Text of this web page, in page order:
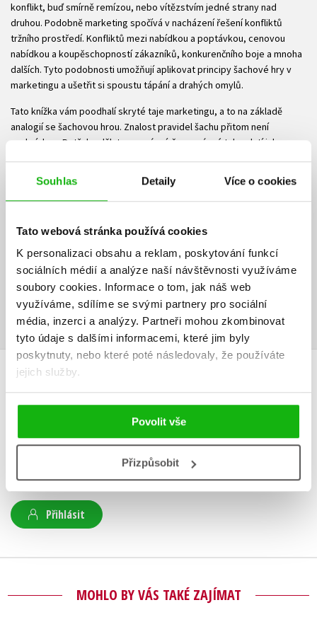
Souhlas Detaily Více o cookies
Tato webová stránka používá cookies
K personalizaci obsahu a reklam, poskytování funkcí
sociálních médií a analýze naší návštěvnosti využíváme
soubory cookies. Informace o tom, jak náš web
využíváme, sdílíme se svými partnery pro sociální
média, inzerci a analýzy. Partneři mohou zkombinovat
tyto údaje s dalšími informacemi, které jim byly
poskytnuty, nebo které poté následovaly, že používáte
jejich služby.
Povolit vše
Přizpůsobit
konflikt, buď smírně remízou, nebo vítězstvím jedné strany nad
druhou. Podobně marketing spočívá v nacházení řešení konfliktů
tržního prostředí. Konfliktů mezi nabídkou a poptávkou, cenovou
nabídkou a koupěschopností zákazníků, konkurenčního boje a mnoha
dalších. Tyto podobnosti umožňují aplikovat principy šachové hry v
marketingu a ušetřit si spoustu tápání a drahých omylů.
Tato knížka vám poodhalí skryté taje marketingu, a to na základě
analogií se šachovou hrou. Znalost pravidel šachu přitom není
podmínkou. Potřeba dělat ve správný čas správné tahy platí jak pro
principů nenásilně a snadno, naznačí možná úskalí a navede vás na
cestu k úspěchu a prosperitě. Jako bonus se dočtete, proč některé
jednoduché návody buď nefungují vůbec, nebo přinášejí značně
Připravte se na řadu překvapení!
Ke stažení
PDF Obsah.pdf PDF Ukázka.pdf
V současné době nejsou vytvořena žádná uživatelská hodnocení.
Uživatelskou recenzi mohou vkládat pouze registrovaní uživatelé
Přihlásit
MOHLO BY VÁS TAKÉ ZAJÍMAT